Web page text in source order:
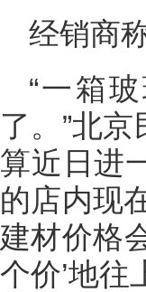
经销商
“一箱
了。”北
算近日进
的店内现
建材价格
个价’地往